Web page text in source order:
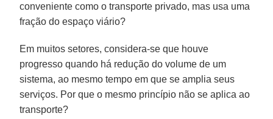
conveniente como o transporte privado, mas usa uma
fração do espaço viário?
Em muitos setores, considera-se que houve
progresso quando há redução do volume de um
sistema, ao mesmo tempo em que se amplia seus
serviços. Por que o mesmo princípio não se aplica ao
transporte?